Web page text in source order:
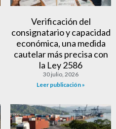
Verificación del
consignatario y capacidad
económica, una medida
cautelar más precisa con
la Ley 2586
30 julio, 2026
Leer publicación »